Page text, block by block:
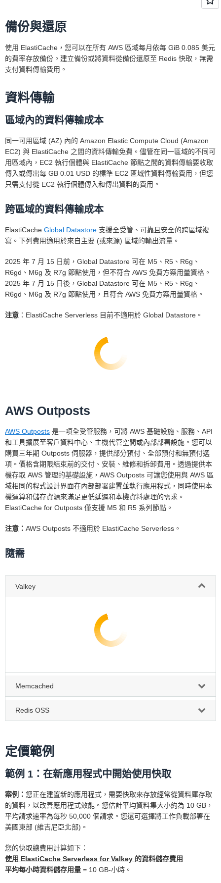
備份與還原
使用 ElastiCache，您可以在所有 AWS 區域每月依每 GiB 0.085 美元
的費率存放備份。建立備份或將資料從備份還原至 Redis 快取，無需
支付資料傳輸費用。
資料傳輸
區域內的資料傳輸成本
同一可用區域 (AZ) 內的 Amazon Elastic Compute Cloud (Amazon
EC2) 與 ElastiCache 之間的資料傳輸免費。儘管在同一區域的不同可
用區域內，EC2 執行個體與 ElastiCache 節點之間的資料傳輸要收取
傳入或傳出每 GB 0.01 USD 的標準 EC2 區域性資料傳輸費用，但您
只需支付從 EC2 執行個體傳入和傳出資料的費用。
跨區域的資料傳輸成本
ElastiCache Global Datastore 支援全受管、可靠且安全的跨區域複
寫。下列費用適用於來自主要 (或來源) 區域的輸出流量。
2025 年 7 月 15 日前，Global Datastore 可在 M5、R5、R6g、
R6gd、M6g 及 R7g 節點使用，但不符合 AWS 免費方案用量資格。
2025 年 7 月 15 日後，Global Datastore 可在 M5、R5、R6g、
R6gd、M6g 及 R7g 節點使用，且符合 AWS 免費方案用量資格。
注意 ：ElastiCache Serverless 目前不適用於 Global Datastore。
AWS Outposts
AWS Outposts 是一項全受管服務，可將 AWS 基礎設施、服務、API
和工具擴展至客戶資料中心、主機代管空間或內部部署設施。您可以
購買三年期 Outposts 伺服器，提供部分預付、全部預付和無預付選
項。價格含期限結束前的交付、安裝、維修和拆卸費用。透過提供本
機存取 AWS 管理的基礎設施，AWS Outposts 可讓您使用與 AWS 區
域相同的程式設計界面在內部部署建置並執行應用程式，同時使用本
機運算和儲存資源來滿足更低延遲和本機資料處理的需求。
ElastiCache for Outposts 僅支援 M5 和 R5 系列節點。
注意： AWS Outposts 不適用於 ElastiCache Serverless。
隨需
Valkey
Memcached
Redis OSS
定價範例
範例 1：在新應用程式中開始使用快取
案例： 您正在建置新的應用程式，需要快取來存放經常從資料庫存取
的資料，以改善應用程式效能。您估計平均資料集大小約為 10 GB，
平均請求速率為每秒 50,000 個請求。您還可選擇將工作負載部署在
美國東部 (維吉尼亞北部)。
您的快取總費用計算如下：
使用 ElastiCache Serverless for Valkey 的資料儲存費用
平均每小時資料儲存用量 = 10 GB-小時。